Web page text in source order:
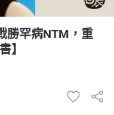
勝罕病NTM，重
】